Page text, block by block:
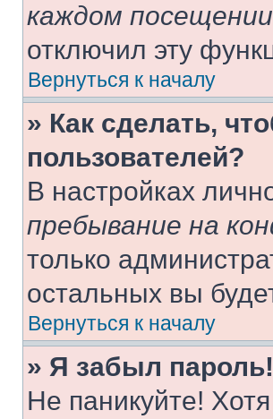
каждом посещении
отключил эту
Вернуться к началу
» Как сделать,
пользователей?
В настройках
пребывание на
только
остальных вы
Вернуться к началу
» Я забыл пароль!
Не паникуйте!